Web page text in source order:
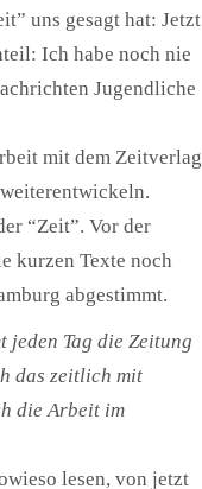
uns gesagt hat: Jetzt
Ich habe noch nie
Jugendliche
mit dem Zeitverlag
“Zeit”. Vor der
kurzen Texte noch
abgestimmt.
jeden Tag die Zeitung
das zeitlich mit
die Arbeit im
lesen, von jetzt